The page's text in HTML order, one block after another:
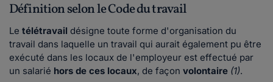
Définition selon le Code du travail
Le télétravail désigne toute forme d'organisation du
travail dans laquelle un travail qui aurait également pu être
exécuté dans les locaux de l'employeur est effectué par
un salarié hors de ces locaux, de façon volontaire (1).